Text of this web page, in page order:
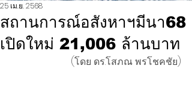
สถานการณ์อสังหาฯมีนา68
เปิดใหม่ 21,006 ล้านบาท
25 เม.ย. 2568
(โดย ดร.โสภณ พรโชคชัย)